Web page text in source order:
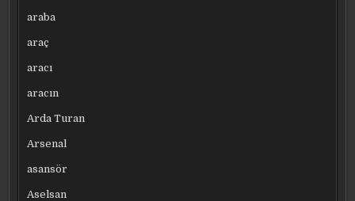
araba
araç
aracı
aracın
Arda Turan
Arsenal
asansör
Aselsan